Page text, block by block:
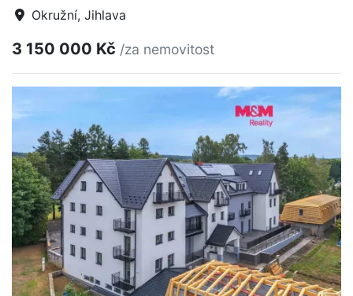
Okružní, Jihlava
3 150 000 Kč /za nemovitost